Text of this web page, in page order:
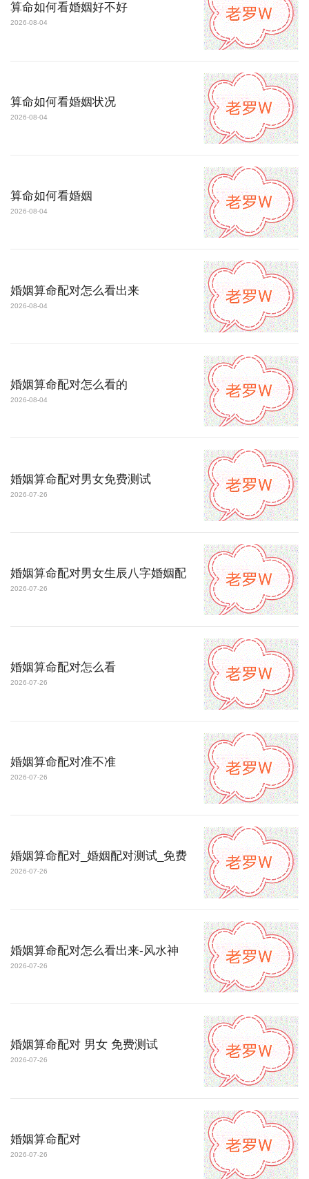
算命如何看婚姻好不好
2026-08-04
算命如何看婚姻状况
2026-08-04
算命如何看婚姻
2026-08-04
婚姻算命配对怎么看出来
2026-08-04
婚姻算命配对怎么看的
2026-08-04
婚姻算命配对男女免费测试
2026-07-26
婚姻算命配对男女生辰八字婚姻配
2026-07-26
婚姻算命配对怎么看
2026-07-26
婚姻算命配对准不准
2026-07-26
婚姻算命配对_婚姻配对测试_免费
2026-07-26
婚姻算命配对怎么看出来-风水神
2026-07-26
婚姻算命配对 男女 免费测试
2026-07-26
婚姻算命配对
2026-07-26